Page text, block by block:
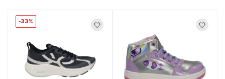
-33%